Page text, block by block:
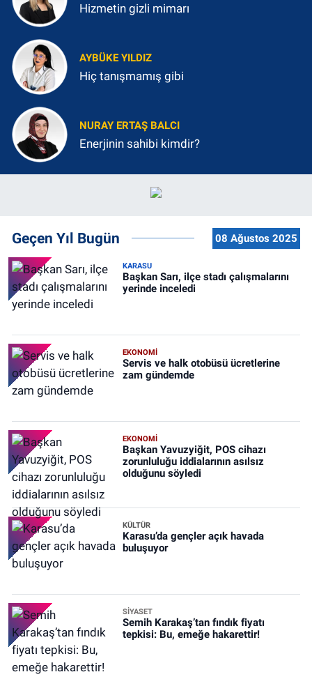
Hizmetin gizli mimarı
AYBÜKE YILDIZ
Hiç tanışmamış gibi
NURAY ERTAŞ BALCI
Enerjinin sahibi kimdir?
Geçen Yıl Bugün 08 Ağustos 2025
KARASU
Başkan Sarı, ilçe stadı çalışmalarını
yerinde inceledi
EKONOMİ
Servis ve halk otobüsü ücretlerine
zam gündemde
EKONOMİ
Başkan Yavuzyiğit, POS cihazı
zorunluluğu iddialarının asılsız
olduğunu söyledi
KÜLTÜR
Karasu’da gençler açık havada
buluşuyor
SİYASET
Semih Karakaş’tan fındık fiyatı
tepkisi: Bu, emeğe hakarettir!